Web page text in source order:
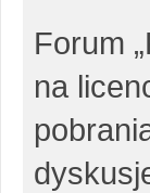
Forum
na